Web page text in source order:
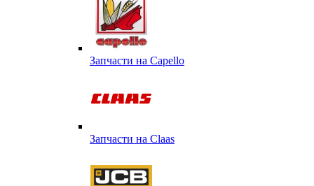
Запчасти на Capello
Запчасти на Сlaas